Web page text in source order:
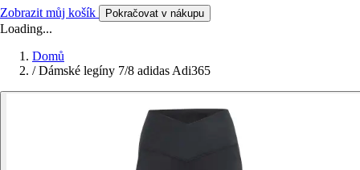
Zobrazit můj košík Pokračovat v nákupu
Loading...
Domů
/ Dámské legíny 7/8 adidas Adi365